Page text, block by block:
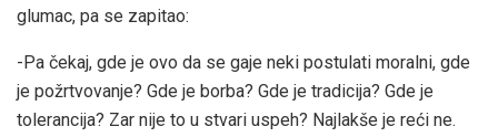
glumac, pa se zapitao:
-Pa čekaj, gde je ovo da se gaje neki postulati moralni, gde
je požrtvovanje? Gde je borba? Gde je tradicija? Gde je
tolerancija? Zar nije to u stvari uspeh? Najlakše je reći ne.